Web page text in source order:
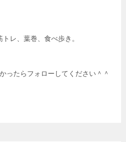
レ、葉巻、食べ歩き。
ったらフォローしてください＾＾